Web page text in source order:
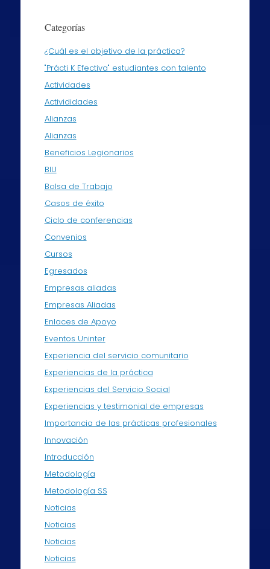
Categorías
¿Cuál es el objetivo de la práctica?
"Prácti K Efectiva" estudiantes con talento
Actividades
Activididades
Alianzas
Alianzas
Beneficios Legionarios
BIU
Bolsa de Trabajo
Casos de éxito
Ciclo de conferencias
Convenios
Cursos
Egresados
Empresas aliadas
Empresas Aliadas
Enlaces de Apoyo
Eventos Uninter
Experiencia del servicio comunitario
Experiencias de la práctica
Experiencias del Servicio Social
Experiencias y testimonial de empresas
Importancia de las prácticas profesionales
Innovación
Introducción
Metodología
Metodología SS
Noticias
Noticias
Noticias
Noticias